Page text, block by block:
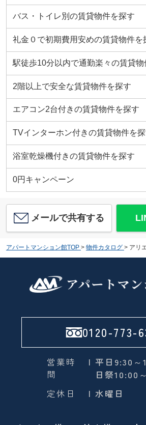
バス・トイレ別の賃貸物件を探す
礼金０で初期費用安めの賃貸物件を
駅徒歩10分以内で通勤楽々の賃貸物
2階以上で安全な賃貸物件を探す
エアコン2台付きの賃貸物件を探す
TVインターホン付きの賃貸物件を
浴室乾燥機付きの賃貸物件を探す
0円キャンペーン
メールで共有する
アパートマンション館TOP > 物件カタログ > アリ
0120-773-
営業時
間
| 平日9:30～
日祭10:00
定休日
| 水曜日